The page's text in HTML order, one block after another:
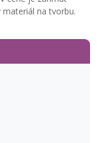
materiál na tvorbu.